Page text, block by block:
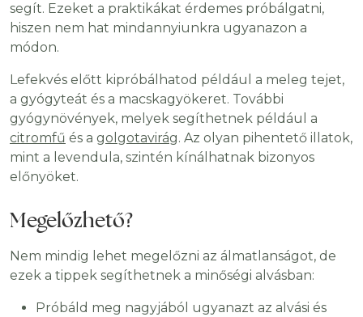
segít. Ezeket a praktikákat érdemes próbálgatni,
hiszen nem hat mindannyiunkra ugyanazon a
módon.
Lefekvés előtt kipróbálhatod például a meleg tejet,
a gyógyteát és a macskagyökeret. További
gyógynövények, melyek segíthetnek például a
citromfű és a golgotavirág. Az olyan pihentető illatok,
mint a levendula, szintén kínálhatnak bizonyos
előnyöket.
Megelőzhető?
Nem mindig lehet megelőzni az álmatlanságot, de
ezek a tippek segíthetnek a minőségi alvásban:
Próbáld meg nagyjából ugyanazt az alvási és